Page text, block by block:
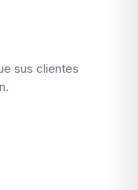
sus clientes